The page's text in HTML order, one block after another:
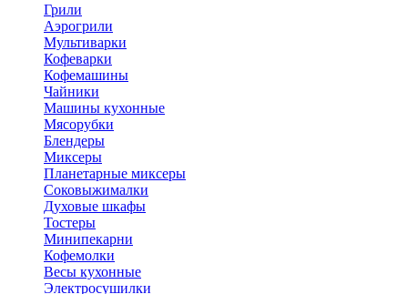
Грили
Аэрогрили
Мультиварки
Кофеварки
Кофемашины
Чайники
Машины кухонные
Мясорубки
Блендеры
Миксеры
Планетарные миксеры
Соковыжималки
Духовые шкафы
Тостеры
Минипекарни
Кофемолки
Весы кухонные
Электросушилки